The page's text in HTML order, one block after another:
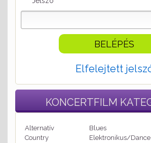
Elfelejtett
KONCERTFILM
Alternatív
Blues
Country
Elektronikus/Dance